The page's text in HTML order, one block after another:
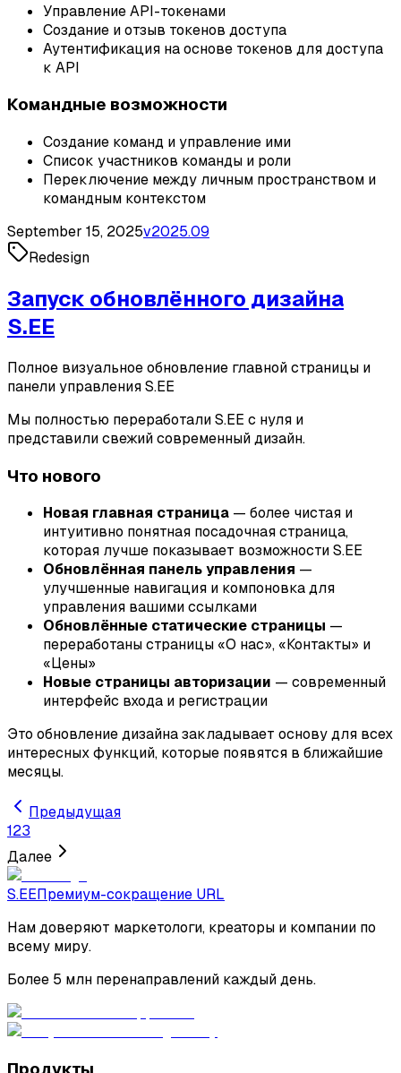
Управление API-токенами
Создание и отзыв токенов доступа
Аутентификация на основе токенов для доступа
к API
Командные возможности
Создание команд и управление ими
Список участников команды и роли
Переключение между личным пространством и
командным контекстом
September 15, 2025v2025.09
Redesign
Запуск обновлённого дизайна
S.EE
Полное визуальное обновление главной страницы и
панели управления S.EE
Мы полностью переработали S.EE с нуля и
представили свежий современный дизайн.
Что нового
Новая главная страница — более чистая и
интуитивно понятная посадочная страница,
которая лучше показывает возможности S.EE
Обновлённая панель управления —
улучшенные навигация и компоновка для
управления вашими ссылками
Обновлённые статические страницы —
переработаны страницы «О нас», «Контакты» и
«Цены»
Новые страницы авторизации — современный
интерфейс входа и регистрации
Это обновление дизайна закладывает основу для всех
интересных функций, которые появятся в ближайшие
месяцы.
Предыдущая
123
Далее
S.EEПремиум-сокращение URL
Нам доверяют маркетологи, креаторы и компании по
всему миру.
Более 5 млн перенаправлений каждый день.